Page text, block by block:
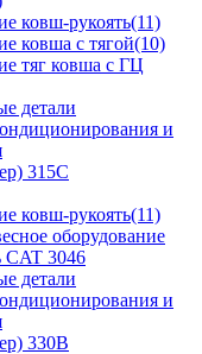
ковш-рукоять(11)
ковша с тягой(10)
тяг ковша с ГЦ
детали
и
315C
ковш-рукоять(11)
оборудование
CAT 3046
детали
и
330B